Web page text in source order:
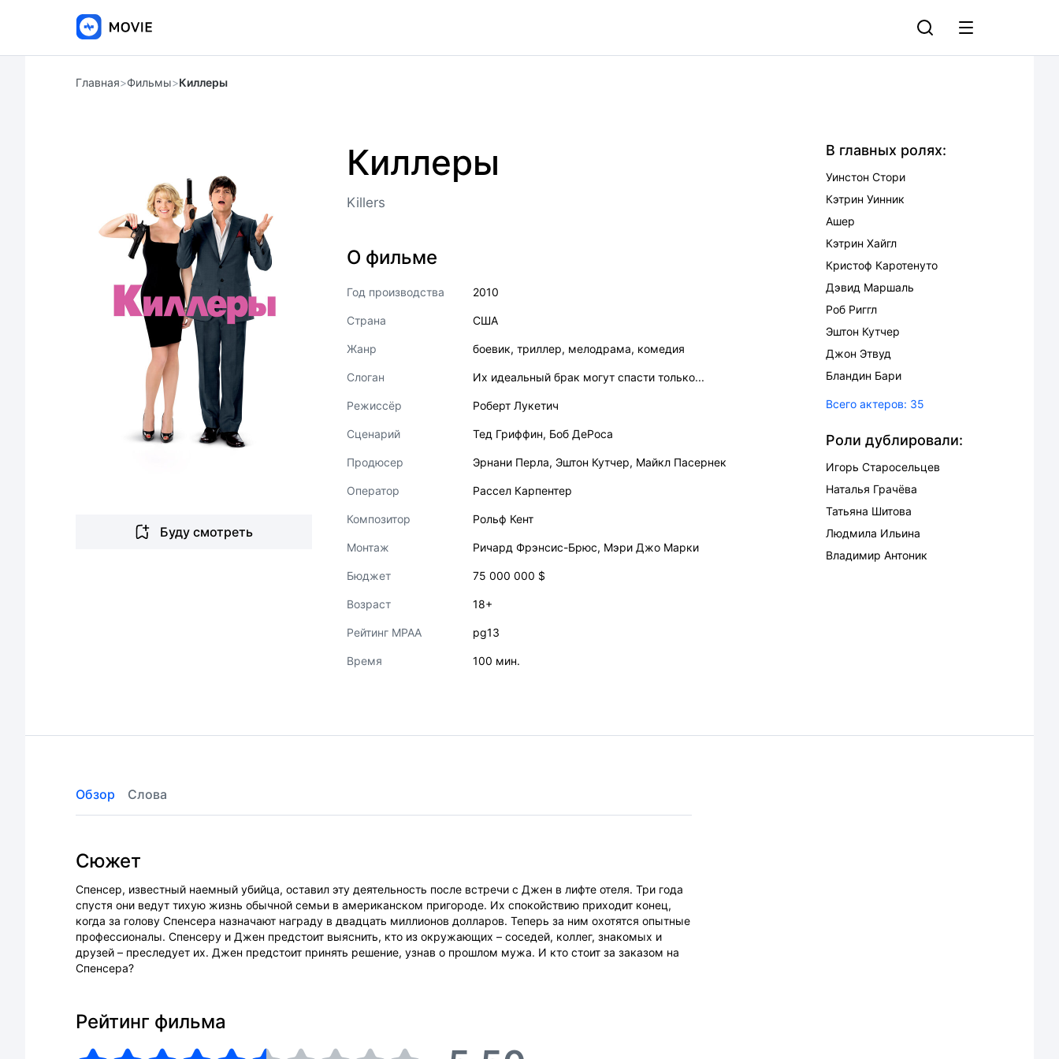
Главная>Фильмы>Киллеры
Буду смотреть
Киллеры
Killers
О фильме
Год производства 2010
Страна США
Жанр боевик, триллер, мелодрама, комедия
Слоган Их идеальный брак могут спасти только...
Режиссёр Роберт Лукетич
Сценарий Тед Гриффин, Боб ДеРоса
Продюсер Эрнани Перла, Эштон Кутчер, Майкл Пасернек
Оператор Рассел Карпентер
Композитор Рольф Кент
Монтаж Ричард Фрэнсис-Брюс, Мэри Джо Марки
Бюджет 75 000 000 $
Возраст 18+
Рейтинг MPAA pg13
Время 100 мин.
В главных ролях:
Уинстон Стори
Кэтрин Уинник
Ашер
Кэтрин Хайгл
Кристоф Каротенуто
Дэвид Маршаль
Роб Риггл
Эштон Кутчер
Джон Этвуд
Бландин Бари
Всего актеров: 35
Роли дублировали:
Игорь Старосельцев
Наталья Грачёва
Татьяна Шитова
Людмила Ильина
Владимир Антоник
Обзор Слова
Сюжет
Спенсер, известный наемный убийца, оставил эту деятельность после встречи с Джен в лифте отеля. Три года
спустя они ведут тихую жизнь обычной семьи в американском пригороде. Их спокойствию приходит конец,
когда за голову Спенсера назначают награду в двадцать миллионов долларов. Теперь за ним охотятся опытные
профессионалы. Спенсеру и Джен предстоит выяснить, кто из окружающих – соседей, коллег, знакомых и
друзей – преследует их. Джен предстоит принять решение, узнав о прошлом мужа. И кто стоит за заказом на
Спенсера?
Рейтинг фильма